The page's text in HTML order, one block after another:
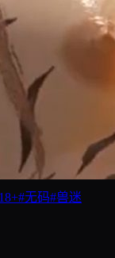
18+#无码#兽迷